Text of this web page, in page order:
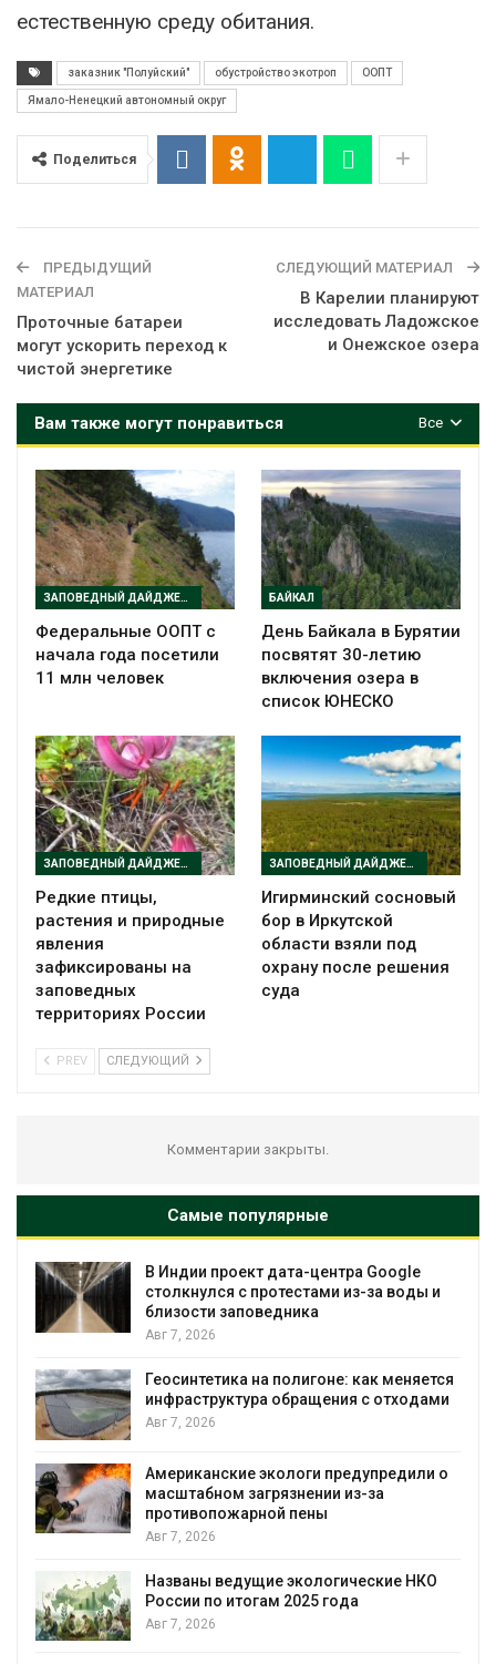
естественную среду обитания.
заказник "Полуйский" обустройство экотроп ООПТ
Ямало-Ненецкий автономный округ
Поделиться
ПРЕДЫДУЩИЙ
МАТЕРИАЛ
Проточные батареи
могут ускорить переход к
чистой энергетике
СЛЕДУЮЩИЙ МАТЕРИАЛ
В Карелии планируют
исследовать Ладожское
и Онежское озера
Все
Вам также могут понравиться
ЗАПОВЕДНЫЙ ДАЙДЖЕСТ
Федеральные ООПТ с
начала года посетили
11 млн человек
БАЙКАЛ
День Байкала в Бурятии
посвятят 30-летию
включения озера в
список ЮНЕСКО
ЗАПОВЕДНЫЙ ДАЙДЖЕСТ
Редкие птицы,
растения и природные
явления
зафиксированы на
заповедных
территориях России
ЗАПОВЕДНЫЙ ДАЙДЖЕСТ
Игирминский сосновый
бор в Иркутской
области взяли под
охрану после решения
суда
PREV СЛЕДУЮЩИЙ
Комментарии закрыты.
Самые популярные
В Индии проект дата-центра Google
столкнулся с протестами из-за воды и
близости заповедника
Авг 7, 2026
Геосинтетика на полигоне: как меняется
инфраструктура обращения с отходами
Авг 7, 2026
Американские экологи предупредили о
масштабном загрязнении из-за
противопожарной пены
Авг 7, 2026
Названы ведущие экологические НКО
России по итогам 2025 года
Авг 7, 2026